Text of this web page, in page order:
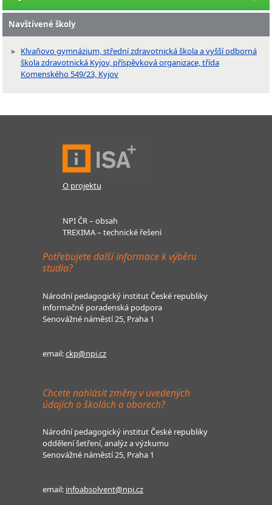
Navštívené školy
Klvaňovo gymnázium, střední zdravotnická škola a vyšší odborná
škola zdravotnická Kyjov, příspěvková organizace, třída
Komenského 549/23, Kyjov
O projektu
NPI ČR – obsah
TREXIMA – technické řešení
Potřebujete další informace k výběru
studia?
Národní pedagogický institut České republiky
informačně poradenská podpora
Senovážné náměstí 25, Praha 1
email:ckp@npi.cz
Chcete nahlásit změny v uvedených
údajích o školách a oborech?
Národní pedagogický institut České republiky
oddělení šetření, analýz a výzkumu
Senovážné náměstí 25, Praha 1
email: infoabsolvent@npi.cz